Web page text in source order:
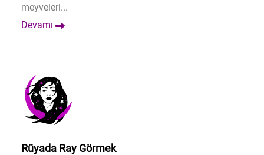
meyveleri...
Devamı
Rüyada Ray Görmek